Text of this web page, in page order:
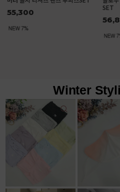
55,300
SET
Winter